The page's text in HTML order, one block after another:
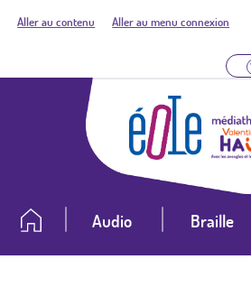
Aller au contenu Aller au menu connexion
Audio Braille